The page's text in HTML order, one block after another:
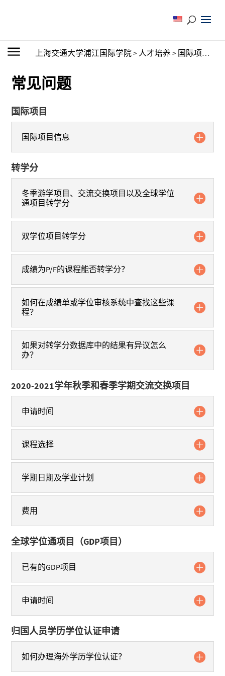
上海交通大学浦江国际学院> 人才培养> 国际项目
常见问题
国际项目
国际项目信息
转学分
冬季游学项目、交流交换项目以及全球学位
通项目转学分
双学位项目转学分
成绩为P/F的课程能否转学分？
如何在成绩单或学位审核系统中查找这些课
程？
如果对转学分数据库中的结果有异议怎么
办？
2020-2021学年秋季和春季学期交流交换项目
申请时间
课程选择
学期日期及学业计划
费用
全球学位通项目（GDP项目）
已有的GDP项目
申请时间
归国人员学历学位认证申请
如何办理海外学历学位认证？